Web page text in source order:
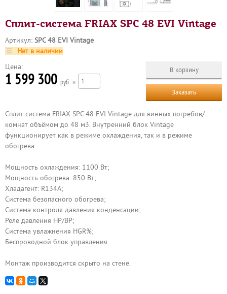
Сплит-система FRIAX SPC 48 EVI Vintage
Артикул: SPC 48 EVI Vintage
Нет в наличии
Цена:
1 599 300 р
×
Заказать
Сплит-система FRIAX SPC 48 EVI Vintage для винных погребов/
комнат объёмом до 48 м3. Внутренний блок Vintage
функционирует как в режиме охлаждения, так и в режиме
обогрева.
Мощность охлаждения: 1100 Вт;
Мощность обогрева: 850 Вт;
Хладагент: R134A;
Система безопасного обогрева;
Система контроля давления конденсации;
Реле давления HP/BP;
Система увлажнения HGR%;
Беспроводной блок управления.
Монтаж производится скрыто на стене.